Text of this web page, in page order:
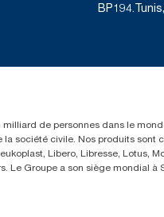
de personnes dans le
société civile. Nos produits sont
Libero, Libresse, Lotus,
Le Groupe a son siège mondial à